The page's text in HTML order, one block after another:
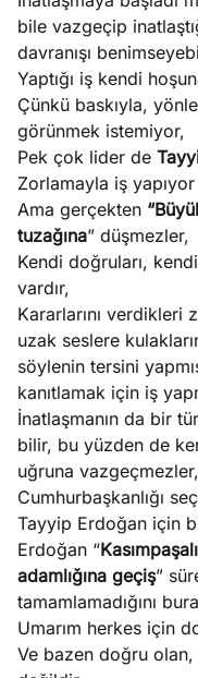
bile vazgeçip
davranışı
Yaptığı iş kendi
Çünkü baskıyla,
görünmek istemiyor,
Pek çok lider de
Zorlamayla iş
Ama gerçekten
tuzağına” düşmezler,
Kendi doğruları,
vardır,
Kararlarını verdikleri
uzak seslere
söylenin tersini
kanıtlamak için iş
İnatlaşmanın da bir
bilir, bu yüzden de
uğruna vazgeçmezler,
Cumhurbaşkanlığı
Tayyip Erdoğan için
Erdoğan “
adamlığına geçiş”
tamamlamadığını
Umarım herkes için
Ve bazen doğru